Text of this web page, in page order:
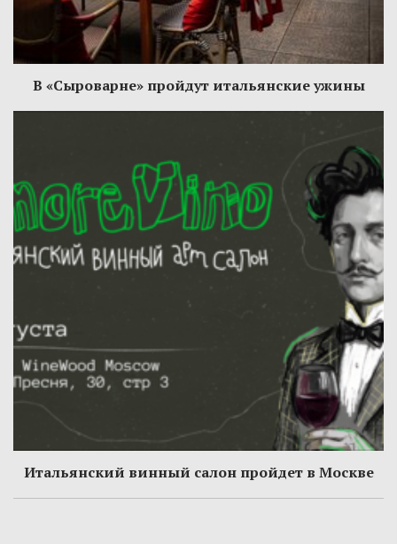
В «Сыроварне» пройдут итальянские ужины
Итальянский винный салон пройдет в Москве